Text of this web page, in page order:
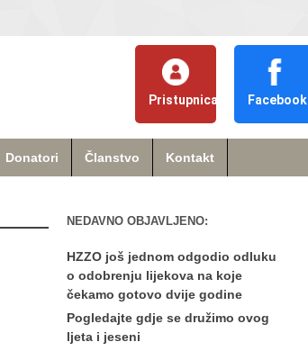
Pristupnica Facebook
Donatori Članstvo Kontakt
NEDAVNO OBJAVLJENO:
HZZO još jednom odgodio odluku
o odobrenju lijekova na koje
čekamo gotovo dvije godine
Pogledajte gdje se družimo ovog
ljeta i jeseni